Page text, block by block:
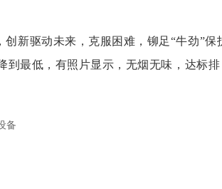
新驱动未来，克服困难，铆足“牛劲”保
到最低，有照片显示，无烟无味，达标排
备